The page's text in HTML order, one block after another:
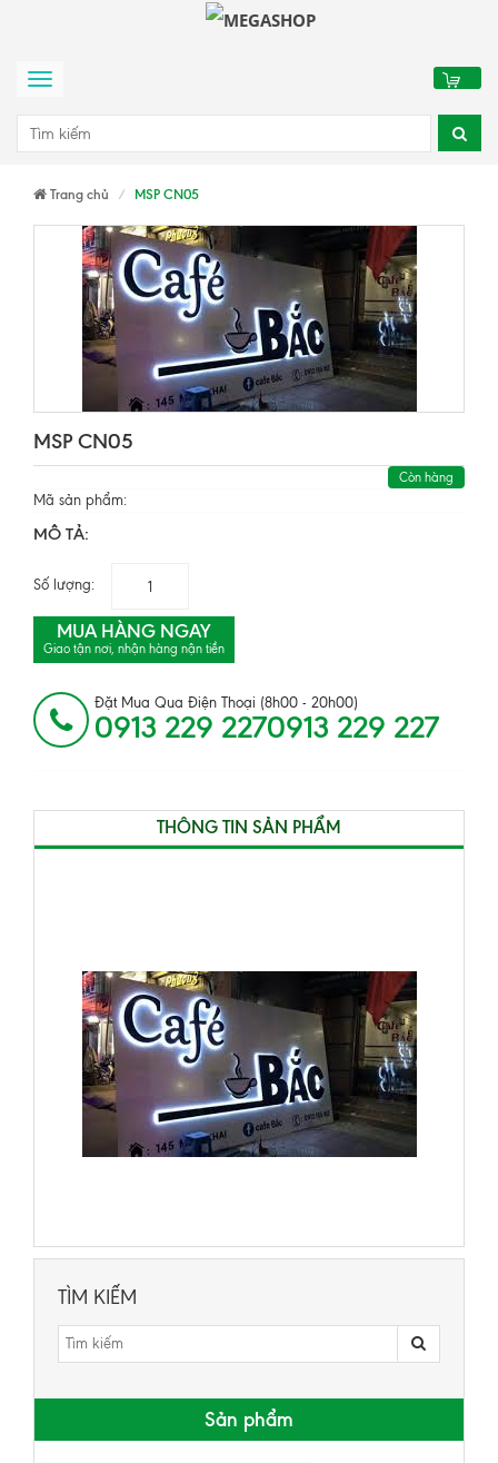
Menu
Trang chủ MSP CN05
MSP CN05
Còn hàng
Mã sản phẩm:
MÔ TẢ:
Số lượng:
MUA HÀNG NGAY
Giao tận nơi, nhận hàng nận tiền
Đặt Mua Qua Điện Thoại (8h00 - 20h00)
0913 229 2270913 229 227
THÔNG TIN SẢN PHẨM
TÌM KIẾM
Sản phẩm